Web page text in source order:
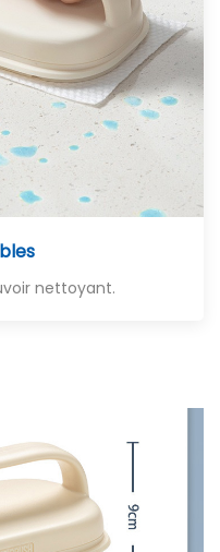
nettoyant.